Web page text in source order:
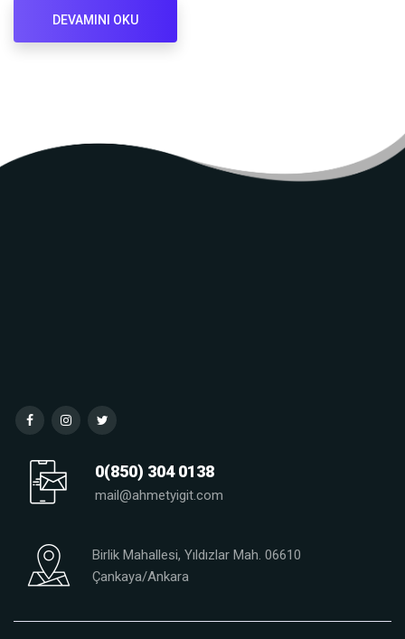
DEVAMINI OKU
0(850) 304 0138
mail@ahmetyigit.com
Birlik Mahallesi, Yıldızlar Mah. 06610
Çankaya/Ankara